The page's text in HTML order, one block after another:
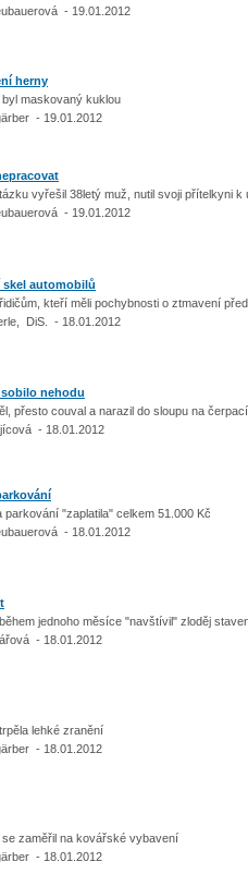
- 19.01.2012
herny
maskovaný kuklou
- 19.01.2012
vyřešil 38letý muž, nutil svoji přítelkyni
- 19.01.2012
skel automobilů
kteří měli pochybnosti o ztmavení
DiS. - 18.01.2012
nehodu
přesto couval a narazil do sloupu na
- 18.01.2012
"zaplatila" celkem 51.000 Kč
- 18.01.2012
jednoho měsíce "navštívil" zloděj
- 18.01.2012
lehké zranění
- 18.01.2012
se zaměřil na kovářské vybavení
- 18.01.2012